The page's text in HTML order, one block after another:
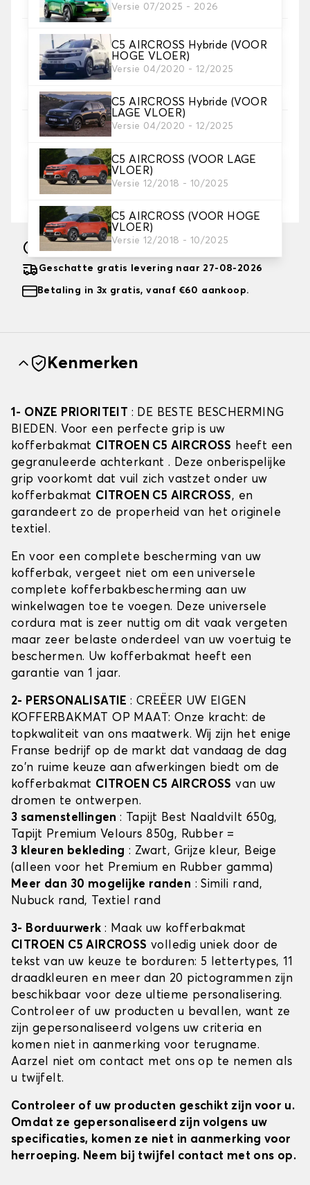
Versie 07/2025 - 2026
C5 AIRCROSS Hybride (VOOR
HOGE VLOER)
Versie 04/2020 - 12/2025
C5 AIRCROSS Hybride (VOOR
LAGE VLOER)
Versie 04/2020 - 12/2025
C5 AIRCROSS (VOOR LAGE
VLOER)
Versie 12/2018 - 10/2025
C5 AIRCROSS (VOOR HOGE
VLOER)
Versie 12/2018 - 10/2025
5. Kleur koord
Kies de kleur van de riem.
6. Borduurwerk
voeg een persoonlijk tintje toe met een tekst en/off
een icoontje
Tekst en logo toevoegen
Vervaardigd in 10 werkdagen
Geschatte gratis levering naar 27-08-2026
Betaling in 3x gratis, vanaf €60 aankoop.
Kenmerken
1- ONZE PRIORITEIT : DE BESTE BESCHERMING
BIEDEN. Voor een perfecte grip is uw
kofferbakmat CITROEN C5 AIRCROSS heeft een
gegranuleerde achterkant . Deze onberispelijke
grip voorkomt dat vuil zich vastzet onder uw
kofferbakmat CITROEN C5 AIRCROSS, en
garandeert zo de properheid van het originele
textiel.
En voor een complete bescherming van uw
kofferbak, vergeet niet om een universele
complete kofferbakbescherming aan uw
winkelwagen toe te voegen. Deze universele
cordura mat is zeer nuttig om dit vaak vergeten
maar zeer belaste onderdeel van uw voertuig te
beschermen. Uw kofferbakmat heeft een
garantie van 1 jaar.
2- PERSONALISATIE: CREËER UW EIGEN
KOFFERBAKMAT OP MAAT: Onze kracht: de
topkwaliteit van ons maatwerk. Wij zijn het enige
Franse bedrijf op de markt dat vandaag de dag
zo'n ruime keuze aan afwerkingen biedt om de
kofferbakmat CITROEN C5 AIRCROSS van uw
dromen te ontwerpen.
3 samenstellingen: Tapijt Best Naaldvilt 650g,
Tapijt Premium Velours 850g, Rubber =
3 kleuren bekleding : Zwart, Grijze kleur, Beige
(alleen voor het Premium en Rubber gamma)
Meer dan 30 mogelijke randen : Simili rand,
Nubuck rand, Textiel rand
3- Borduurwerk : Maak uw kofferbakmat
CITROEN C5 AIRCROSS volledig uniek door de
tekst van uw keuze te borduren: 5 lettertypes, 11
draadkleuren en meer dan 20 pictogrammen zijn
beschikbaar voor deze ultieme personalisering.
Controleer of uw producten u bevallen, want ze
zijn gepersonaliseerd volgens uw criteria en
komen niet in aanmerking voor terugname.
Aarzel niet om contact met ons op te nemen als
u twijfelt.
Controleer of uw producten geschikt zijn voor u.
Omdat ze gepersonaliseerd zijn volgens uw
specificaties, komen ze niet in aanmerking voor
herroeping. Neem bij twijfel contact met ons op.